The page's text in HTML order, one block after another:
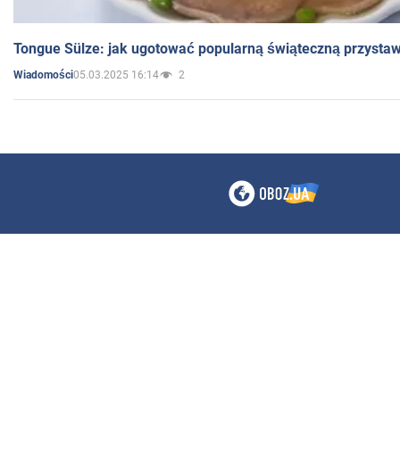
Tongue Sülze: jak ugotować popularną świąteczną
Wiadomości05.03.2025 16:14 2